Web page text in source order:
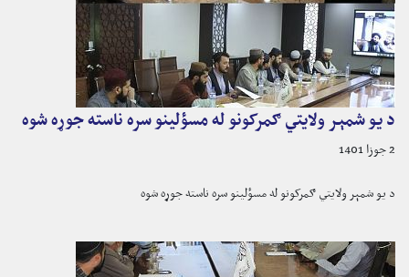
د یو شمېر ولایتي ګمرکونو له مسؤلینو سره ناسته جوړه شوه
2 جوزا 1401
د یو شمېر ولایتي ګمرکونو له مسؤلینو سره ناسته جوړه شوه